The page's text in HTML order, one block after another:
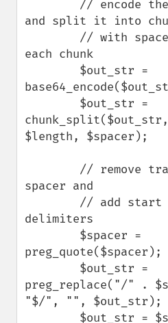
and split it into
each chunk
chunk_split($out_str,
$length, $spacer);
spacer and
delimiters
preg_quote($spacer);
preg_replace("/" .
"$/", "", $out_str);